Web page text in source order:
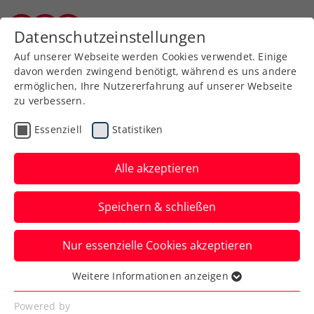
Zurück zur Newsübersicht
Rollstuhltennis
Billie Jean King Cup ITF
Textilprofi aus dem
Ländle: iFLOW ist neuer,
offizieller Ausstatter des
ÖTV
Datenschutzeinstellungen
Auf unserer Webseite werden Cookies verwendet. Einige
davon werden zwingend benötigt, während es uns andere
ermöglichen, Ihre Nutzererfahrung auf unserer Webseite
zu verbessern.
Essenziell Statistiken
Alle akzeptieren
Speichern & schließen
Nur essenzielle Cookies akzeptieren
Essenziell
Essenzielle Cookies werden für grundlegende
Weitere Informationen anzeigen
Powered by